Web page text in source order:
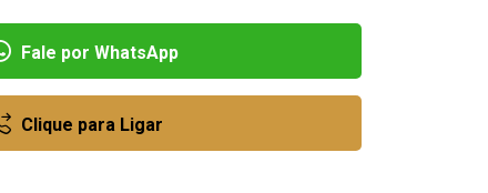
Fale por WhatsApp
Clique para Ligar